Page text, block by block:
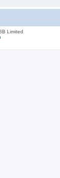
Limited